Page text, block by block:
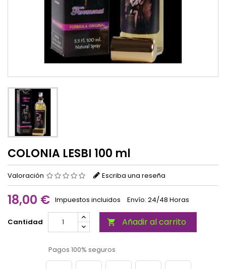
COLONIA LESBI 100 ml
Valoración Escriba una reseña
18,00 € Impuestos incluidos Envío: 24/48 Horas
Cantidad  Añadir al carrito
Pagos 100% seguros